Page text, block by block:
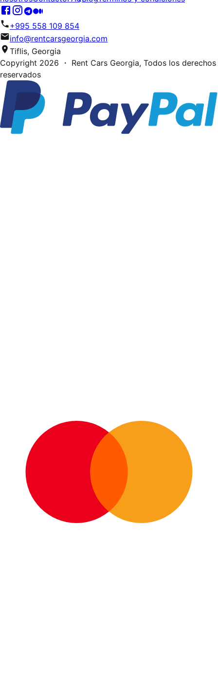
+995 558 109 854
info@rentcarsgeorgia.com
Tiflis, Georgia
Copyright 2026 ・ Rent Cars Georgia, Todos los derechos
reservados